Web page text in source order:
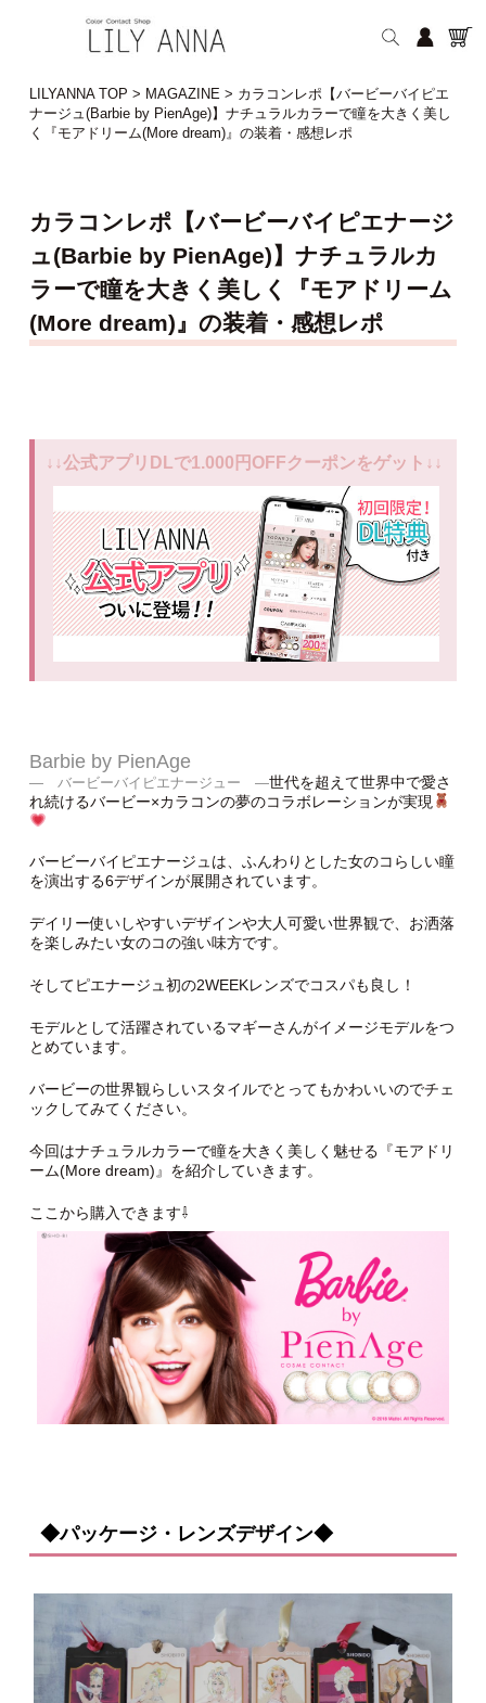
LILYANNA TOP > MAGAZINE> カラコンレポ【バービーバイピエ
ナージュ(Barbie by PienAge)】ナチュラルカラーで瞳を大きく美し
く『モアドリーム(More dream)』の装着・感想レポ
カラコンレポ【バービーバイピエナージ
ュ(Barbie by PienAge)】ナチュラルカ
ラーで瞳を大きく美しく『モアドリーム
(More dream)』の装着・感想レポ
↓↓公式アプリDLで1.000円OFFクーポンをゲット↓↓
Barbie by PienAge
― バービーバイピエナージュー ―世代を超えて世界中で愛さ
れ続けるバービー×カラコンの夢のコラボレーションが実現
バービーバイピエナージュは、ふんわりとした女のコらしい瞳
を演出する6デザインが展開されています。
デイリー使いしやすいデザインや大人可愛い世界観で、お洒落
を楽しみたい女のコの強い味方です。
そしてピエナージュ初の2WEEKレンズでコスパも良し！
モデルとして活躍されているマギーさんがイメージモデルをつ
とめています。
バービーの世界観らしいスタイルでとってもかわいいのでチェ
ックしてみてください。
今回はナチュラルカラーで瞳を大きく美しく魅せる『モアドリ
ーム(More dream)』を紹介していきます。
ここから購入できます⇩
◆パッケージ・レンズデザイン◆